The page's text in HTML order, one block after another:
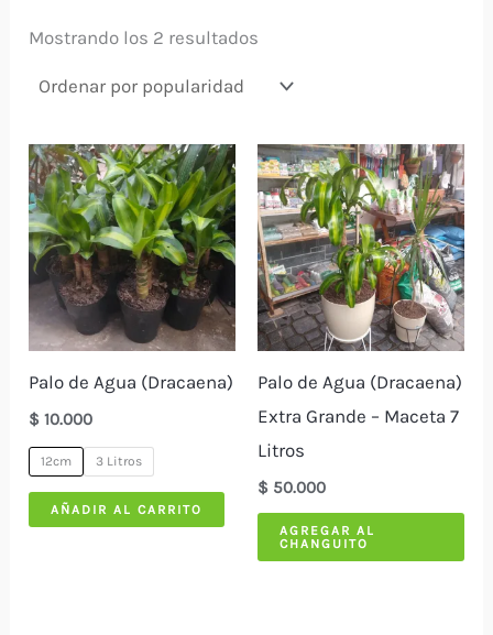
Mostrando los 2 resultados
Palo de Agua (Dracaena)
$ 10.000
12cm 3 Litros
AÑADIR AL CARRITO
Este
producto
Palo de Agua (Dracaena)
Extra Grande – Maceta 7
Litros
$ 50.000
AGREGAR AL
CHANGUITO